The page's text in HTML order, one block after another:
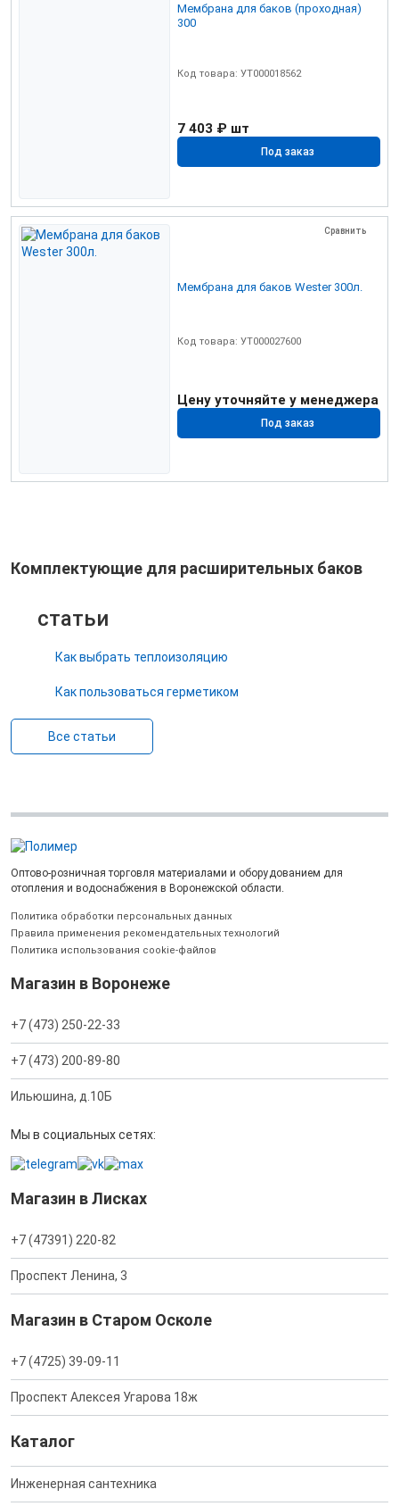
Мембрана для баков (проходная)
300
Код товара: УТ000018562
7 403 ₽ шт
Под заказ
Сравнить
Мембрана для баков Wester 300л.
Код товара: УТ000027600
Цену уточняйте у менеджера
Под заказ
Комплектующие для расширительных баков
статьи
Как выбрать теплоизоляцию
Как пользоваться герметиком
Все статьи
Оптово-розничная торговля материалами и оборудованием для
отопления и водоснабжения в Воронежской области.
Политика обработки персональных данных
Правила применения рекомендательных технологий
Политика использования cookie-файлов
Магазин в Воронеже
+7 (473) 250-22-33
+7 (473) 200-89-80
Ильюшина, д.10Б
Мы в социальных сетях:
Магазин в Лисках
+7 (47391) 220-82
Проспект Ленина, 3
Магазин в Старом Осколе
+7 (4725) 39-09-11
Проспект Алексея Угарова 18ж
Каталог
Инженерная сантехника